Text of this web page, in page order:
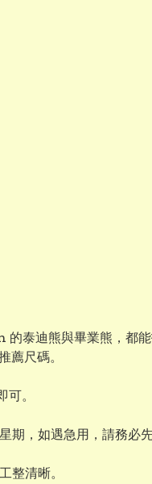
泰迪熊與畢業熊，都
薦尺碼。
。
，如遇急用，請務必
整清晰。